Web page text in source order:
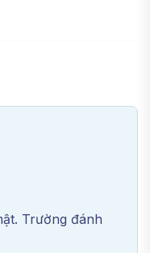
Trường đánh